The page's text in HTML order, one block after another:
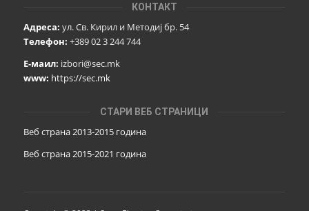
КОНТАКТ
Адреса: ул. Св. Кирил и Методиј бр. 54
Телефон: +389 02 3 244 744
Е-маил: izbori@sec.mk
www: https://sec.mk
СТАРИ ВЕБ СТРАНИЦИ
Веб страна 2013-2015 година
Веб страна 2015-2021 година